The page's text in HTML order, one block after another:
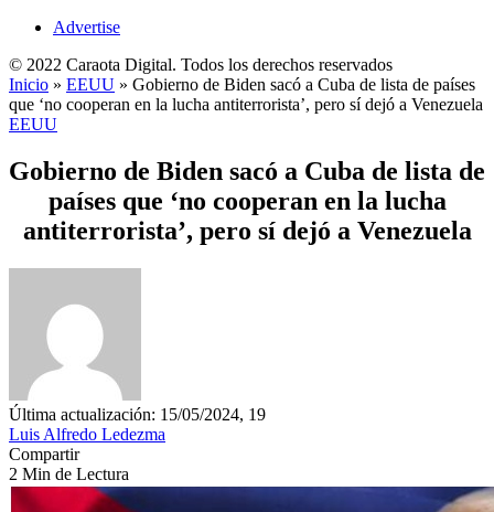
Advertise
© 2022 Caraota Digital. Todos los derechos reservados
Inicio » EEUU » Gobierno de Biden sacó a Cuba de lista de países
que ‘no cooperan en la lucha antiterrorista’, pero sí dejó a Venezuela
EEUU
Gobierno de Biden sacó a Cuba de lista de
países que ‘no cooperan en la lucha
antiterrorista’, pero sí dejó a Venezuela
Última actualización: 15/05/2024, 19
Luis Alfredo Ledezma
Compartir
2 Min de Lectura